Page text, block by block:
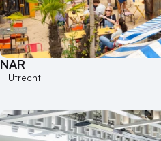
NAR
Utrecht